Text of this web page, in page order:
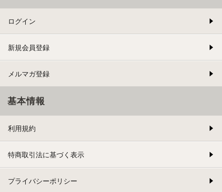
ログイン
新規会員登録
メルマガ登録
基本情報
利用規約
特商取引法に基づく表示
プライバシーポリシー